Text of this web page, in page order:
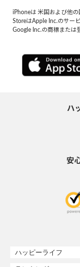
iPhoneは 米国および他
StoreはApple Inc.のサー
Google Inc.の商標または
ハ
安
ハッピーライフ